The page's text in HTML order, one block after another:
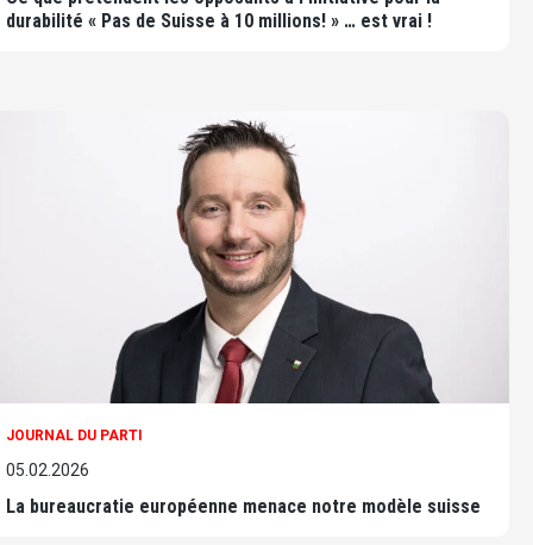
durabilité « Pas de Suisse à 10 millions! » … est vrai !
JOURNAL DU PARTI
05.02.2026
La bureaucratie européenne menace notre modèle suisse